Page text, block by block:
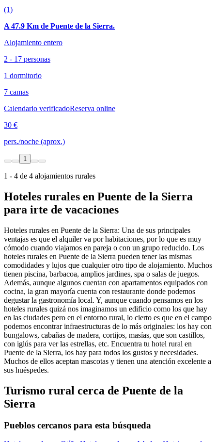
(1)
A 47.9 Km de Puente de la Sierra.
Alojamiento entero
2 - 17 personas
1 dormitorio
7 camas
Calendario verificadoReserva online
30 €
pers./noche (aprox.)
1
1 - 4 de 4 alojamientos rurales
Hoteles rurales en Puente de la Sierra
para irte de vacaciones
Hoteles rurales en Puente de la Sierra: Una de sus principales
ventajas es que el alquiler va por habitaciones, por lo que es muy
cómodo cuando viajamos en pareja o con un grupo reducido. Los
hoteles rurales en Puente de la Sierra pueden tener las mismas
comodidades y lujos que cualquier otro tipo de alojamiento. Muchos
tienen piscina, barbacoa, amplios jardines, spa o salas de juegos.
Además, aunque algunos cuentan con apartamentos equipados con
cocina, la gran mayoría cuenta con restaurante donde podemos
degustar la gastronomía local. Y, aunque cuando pensamos en los
hoteles rurales quizá nos imaginamos un edificio como los que hay
en las ciudades pero en el entorno rural, lo cierto es que en el campo
podemos encontrar infraestructuras de lo más originales: los hay con
bungalows, cabañas de madera, cortijos, masías, que son castillos,
con iglús para ver las estrellas, etc. Encuentra tu hotel rural en
Puente de la Sierra, los hay para todos los gustos y necesidades.
Muchos de ellos aceptan mascotas y tienen una atención excelente a
sus huéspedes.
Turismo rural cerca de Puente de la
Sierra
Pueblos cercanos para esta búsqueda